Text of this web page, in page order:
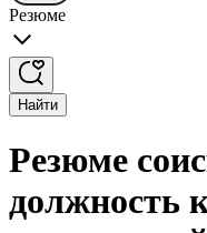
Резюме
Найти
Резюме
должность